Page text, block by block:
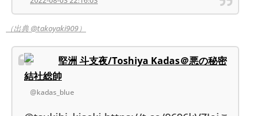
（出典 @takoyaki909）
堅洲 斗支夜/Toshiya Kadas＠悪の秘密
結社総帥
@kadas_blue